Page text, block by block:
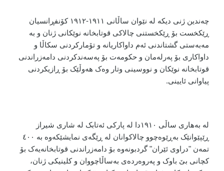
چەندین ژنی دیکە لە نێوان ساڵانی ١٩١١-١٩١٢ کۆنفڕانسیان
ڕێکخست بۆ ڕێکخستنی چالاکی قوتابخانە نوێکانی ژنان و بە
مەبەستی گشتاندنی ئەم داواکاریانە و تۆمارکردنی سکاڵا و
داواکاری بۆ پەرلەمان و حکومەت بۆ پەسەندکردنی دامەزراندنی
قوتابخانە نوێکان و نووسینی وتار وەک هەوڵێک بۆ ڕازیکردنی
پیاوانی ئایینی.
لە بەهاری ساڵی ١٩١٠دا لە پارکی ئەتابک لە شاری شیراز
ڕێپێوانێک بەڕێوەچوو چالاکوانان لە ڕێگەی نمایشێکەوە بە ٤٠٠
تمەن "دراوی ئێران" گردبونەوە بۆ دامەزراندنی قوتابخانەیەک بۆ
کچانی بێ باوک و پەروەردەی بەساڵاچووان و کلینیکی ژنان،